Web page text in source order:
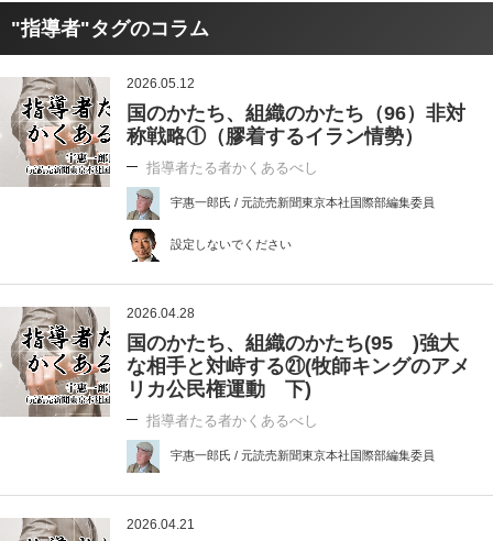
"指導者"タグのコラム
2026.05.12
国のかたち、組織のかたち（96）非対
称戦略①（膠着するイラン情勢）
指導者たる者かくあるべし
宇惠一郎氏 / 元読売新聞東京本社国際部編集委員
設定しないでください
2026.04.28
国のかたち、組織のかたち(95 )強大
な相手と対峙する㉑(牧師キングのアメ
リカ公民権運動 下)
指導者たる者かくあるべし
宇惠一郎氏 / 元読売新聞東京本社国際部編集委員
2026.04.21